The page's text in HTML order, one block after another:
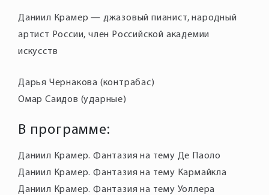
Даниил Крамер — джазовый пианист, народный
артист России, член Российской академии
искусств
Дарья Чернакова (контрабас)
Омар Саидов (ударные)
В программе:
Даниил Крамер. Фантазия на тему Де Паоло
Даниил Крамер. Фантазия на тему Кармайкла
Даниил Крамер. Фантазия на тему Уоллера